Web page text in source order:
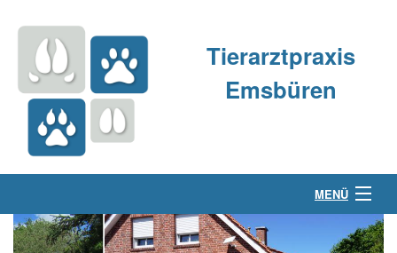
Tierarztpraxis
Emsbüren
MENÜ
Über uns